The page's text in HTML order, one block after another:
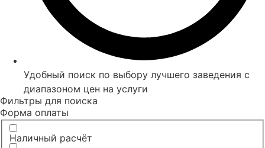
Удобный поиск по выбору лучшего заведения с
диапазоном цен на услуги
Фильтры для поиска
Форма оплаты
Наличный расчёт